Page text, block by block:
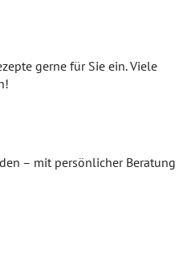
gerne für Sie ein. Viele
– mit persönlicher Beratung